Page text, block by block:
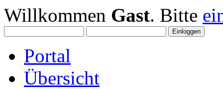
Willkommen Gast. Bitte
Portal
Übersicht